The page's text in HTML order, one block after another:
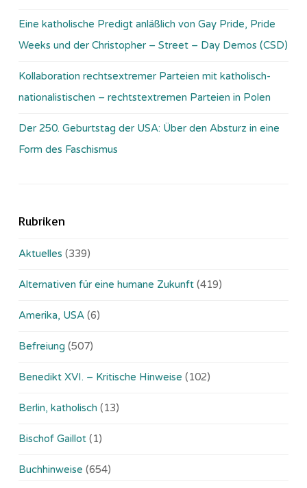
Eine katholische Predigt anläßlich von Gay Pride, Pride
Weeks und der Christopher – Street – Day Demos (CSD)
Kollaboration rechtsextremer Parteien mit katholisch-
nationalistischen – rechtstextremen Parteien in Polen
Der 250. Geburtstag der USA: Über den Absturz in eine
Form des Faschismus
Rubriken
Aktuelles (339)
Alternativen für eine humane Zukunft (419)
Amerika, USA (6)
Befreiung (507)
Benedikt XVI. – Kritische Hinweise (102)
Berlin, katholisch (13)
Bischof Gaillot (1)
Buchhinweise (654)